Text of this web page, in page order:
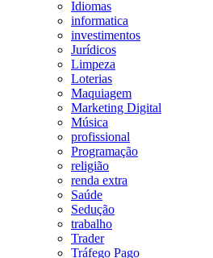
Idiomas
informatica
investimentos
Jurídicos
Limpeza
Loterias
Maquiagem
Marketing Digital
Música
profissional
Programação
religião
renda extra
Saúde
Sedução
trabalho
Trader
Tráfego Pago